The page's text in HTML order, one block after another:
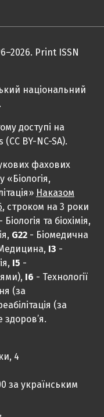
Print ISSN
національний
доступі на
BY-NC-SA).
фахових
Наказом
, строком на 3 роки
- Біологія та біохімія,
G22 - Біомедична
IЗ -
I5 -
I6 - Технології
(за
(за
4
за українським